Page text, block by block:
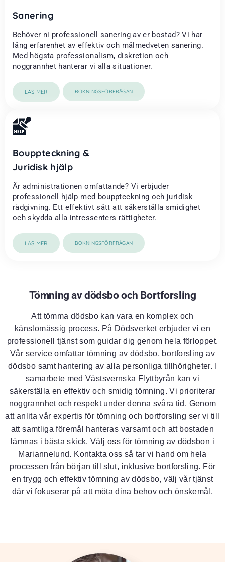
Sanering
Behöver ni professionell sanering av er bostad? Vi har
lång erfarenhet av effektiv och målmedveten sanering.
Med högsta professionalism, diskretion och
noggrannhet hanterar vi alla situationer.
LÄS MER BOKNINGSFÖRFRÅGAN
Bouppteckning &
Juridisk hjälp
Är administrationen omfattande? Vi erbjuder
professionell hjälp med bouppteckning och juridisk
rådgivning. Ett effektivt sätt att säkerställa smidighet
och skydda alla intressenters rättigheter.
LÄS MER BOKNINGSFÖRFRÅGAN
Tömning av dödsbo och Bortforsling
Att tömma dödsbo kan vara en komplex och
känslomässig process. På Dödsverket erbjuder vi en
professionell tjänst som guidar dig genom hela förloppet.
Vår service omfattar tömning av dödsbo, bortforsling av
dödsbo samt hantering av alla personliga tillhörigheter. I
samarbete med Västsvernska Flyttbyrån kan vi
säkerställa en effektiv och smidig tömning. Vi prioriterar
noggrannhet och respekt under denna svåra tid. Genom
att anlita vår expertis för tömning och bortforsling ser vi till
att samtliga föremål hanteras varsamt och att bostaden
lämnas i bästa skick. Välj oss för tömning av dödsbon i
Mariannelund. Kontakta oss så tar vi hand om hela
processen från början till slut, inklusive bortforsling. För
en trygg och effektiv tömning av dödsbo, välj vår tjänst
där vi fokuserar på att möta dina behov och önskemål.